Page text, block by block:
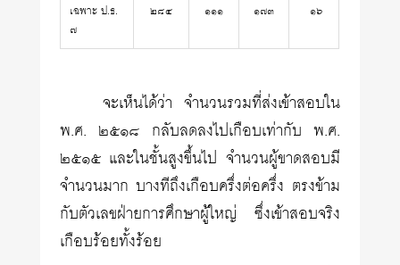
เฉพาะ ป.ธ.
๗
๒๘๔ ๑๑๑ ๑๗๓ ๑๖
จะเห็นได้ว่า จำนวนรวมที่ส่งเข้าสอบใน
พ.ศ. ๒๕๑๘ กลับลดลงไปเกือบเท่ากับ พ.ศ.
๒๕๑๕ และในชั้นสูงขึ้นไป จำนวนผู้ขาดสอบมี
จำนวนมาก บางทีถึงเกือบครึ่งต่อครึ่ง ตรงข้าม
กับตัวเลขฝ่ายการศึกษาผู้ใหญ่ ซึ่งเข้าสอบจริง
เกือบร้อยทั้งร้อย